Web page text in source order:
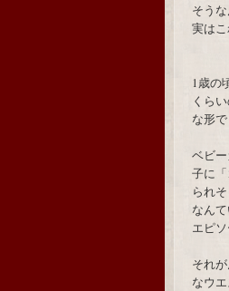
そう
実は
1歳の
くら
な形で
ベビ
子に
られ
なん
エピ
それ
なウ